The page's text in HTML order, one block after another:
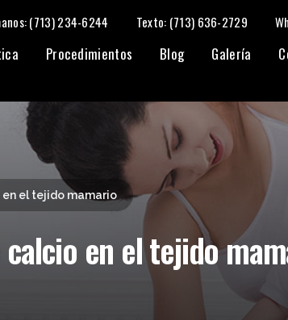
(713) 234-6244 Texto: (713) 636-2729
Procedimientos Blog Galería
el tejido mamario
en el tejido